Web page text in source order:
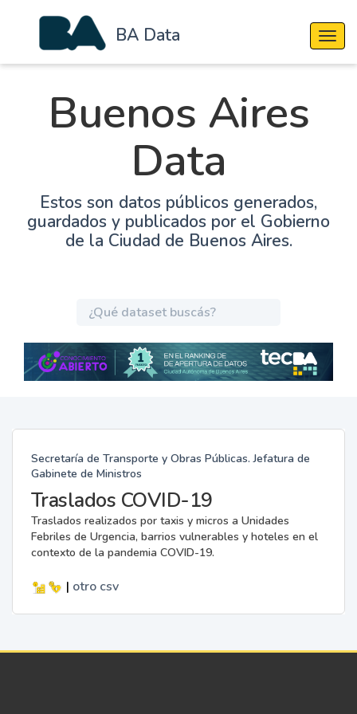
BA Data
Buenos Aires
Data
Estos son datos públicos generados,
guardados y publicados por el Gobierno
de la Ciudad de Buenos Aires.
Secretaría de Transporte y Obras Públicas. Jefatura de
Gabinete de Ministros
Traslados COVID-19
Traslados realizados por taxis y micros a Unidades
Febriles de Urgencia, barrios vulnerables y hoteles en el
contexto de la pandemia COVID-19.
| otro csv